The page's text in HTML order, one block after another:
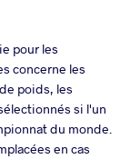
pour les
concerne les
poids, les
si l'un
du monde.
en cas